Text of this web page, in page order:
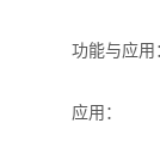
功能与应用
应用：